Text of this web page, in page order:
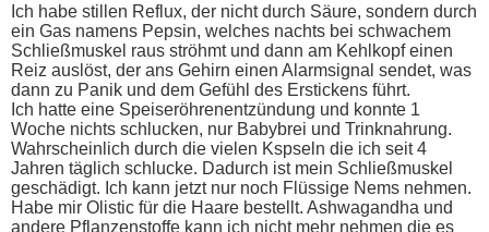
Ich habe stillen Reflux, der nicht durch Säure, sondern durch
ein Gas namens Pepsin, welches nachts bei schwachem
Schließmuskel raus ströhmt und dann am Kehlkopf einen
Reiz auslöst, der ans Gehirn einen Alarmsignal sendet, was
dann zu Panik und dem Gefühl des Erstickens führt.
Ich hatte eine Speiseröhrenentzündung und konnte 1
Woche nichts schlucken, nur Babybrei und Trinknahrung.
Wahrscheinlich durch die vielen Kspseln die ich seit 4
Jahren täglich schlucke. Dadurch ist mein Schließmuskel
geschädigt. Ich kann jetzt nur noch Flüssige Nems nehmen.
Habe mir Olistic für die Haare bestellt. Ashwagandha und
andere Pflanzenstoffe kann ich nicht mehr nehmen die es